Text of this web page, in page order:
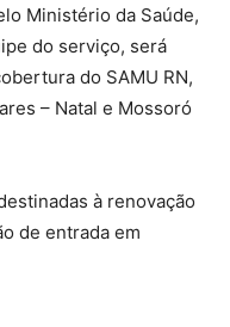
Ministério da Saúde,
do serviço, será
do SAMU RN,
– Natal e Mossoró
à renovação
de entrada em